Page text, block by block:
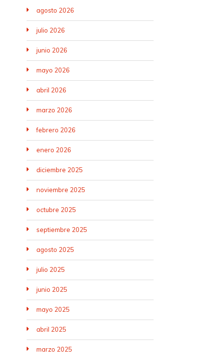
agosto 2026
julio 2026
junio 2026
mayo 2026
abril 2026
marzo 2026
febrero 2026
enero 2026
diciembre 2025
noviembre 2025
octubre 2025
septiembre 2025
agosto 2025
julio 2025
junio 2025
mayo 2025
abril 2025
marzo 2025